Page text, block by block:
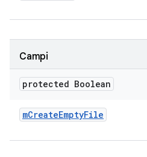
Campi
protected Boolean
mCreateEmptyFile